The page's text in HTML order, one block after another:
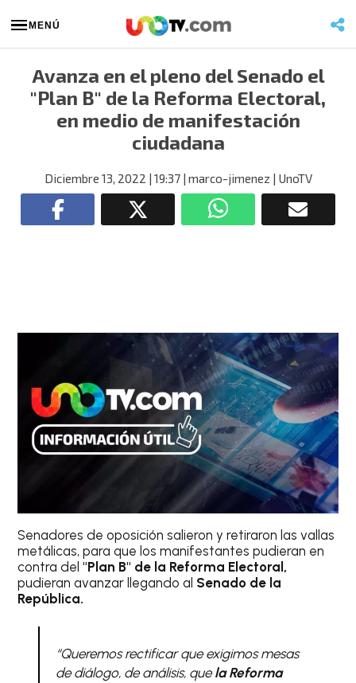
MENÚ
Avanza en el pleno del Senado el
"Plan B" de la Reforma Electoral,
en medio de manifestación
ciudadana
Diciembre 13, 2022 | 19:37| marco-jimenez | UnoTV
Senadores de oposición salieron y retiraron las vallas
metálicas, para que los manifestantes pudieran en
contra del"Plan B" de la Reforma Electoral,
pudieran avanzar llegando al Senado de la
República.
“Queremos rectificar que exigimos mesas
de diálogo, de análisis, quela Reforma